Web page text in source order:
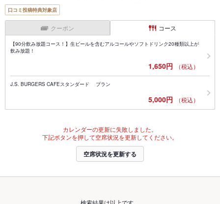
口コミ投稿特典対象店
クーポン コース
【90分飲み放題コース！】生ビールを含むアルコールやソフトドリンク20種類以上が
飲み放題！
1,650円 （税込）
J.S. BURGERS CAFEスタンダード プラン
5,000円 （税込）
カレンダーの更新に失敗しました。
下記ボタンを押して空席状況を更新してください。
空席状況を更新する
検索結果は以上です。